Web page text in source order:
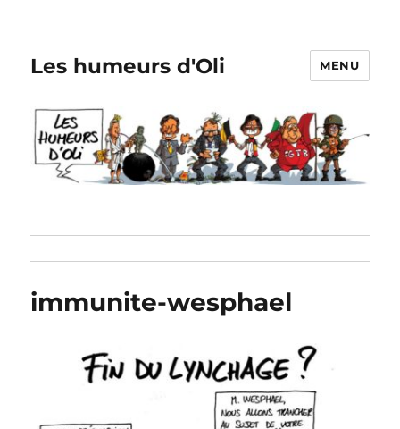
Les humeurs d'Oli MENU
immunite-wesphael